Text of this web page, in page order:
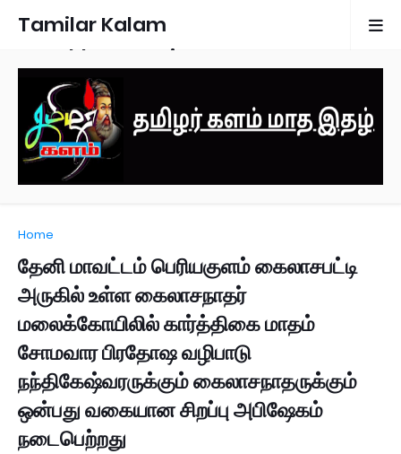
Tamilar Kalam
Monthly Magazine
Home
தேனி மாவட்டம் பெரியகுளம் கைலாசபட்டி
அருகில் உள்ள கைலாசநாதர்
மலைக்கோயிலில் கார்த்திகை மாதம்
சோமவார பிரதோஷ வழிபாடு
நந்திகேஷ்வரருக்கும் கைலாசநாதருக்கும்
ஒன்பது வகையான சிறப்பு அபிஷேகம்
நடைபெற்றது